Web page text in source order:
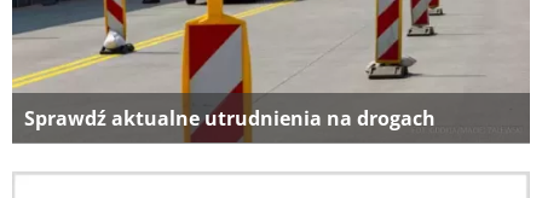
Sprawdź aktualne utrudnienia na drogach